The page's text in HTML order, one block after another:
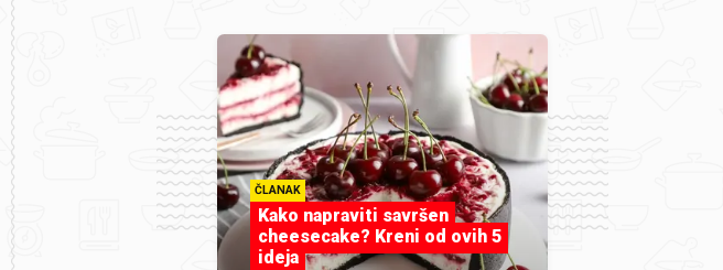
ČLANAK
Kako napraviti savršen
cheesecake? Kreni od ovih 5
ideja